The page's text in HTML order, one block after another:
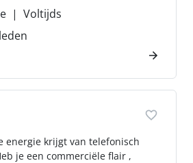
Voltijds
energie krijgt van telefonisch
je een commerciële flair ,